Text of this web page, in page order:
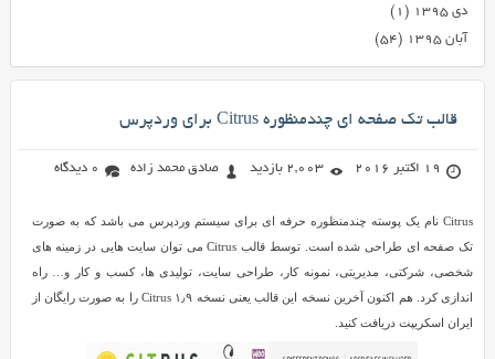
دی ۱۳۹۵
(۱)
آبان ۱۳۹۵
(۵۴)
قالب تک صفحه ای چندمنظوره Citrus برای وردپرس
19 اکتبر 2016 2,003 بازدید صادق محمد زاده 0 دیدگاه
Citrus نام یک پوسته چندمنظوره حرفه ای برای سیستم وردپرس می باشد که به صورت
تک صفحه ای طراحی شده است. توسط قالب Citrus می توان سایت هایی در زمینه های
شخصی، شرکتی، مدیریتی، نمونه کار، طراحی سایت، تولیدی ها، کسب و کار و… راه
اندازی کرد. هم اکنون آخرین نسخه این قالب یعنی نسخه ۱٫۹ Citrus را به صورت رایگان از
ایران اسکریپت دریافت کنید.